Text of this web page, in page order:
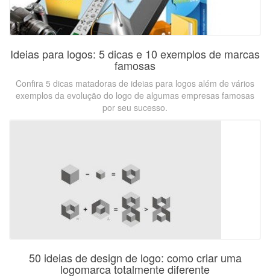
Ideias para logos: 5 dicas e 10 exemplos de marcas
famosas
Confira 5 dicas matadoras de ideias para logos além de vários
exemplos da evolução do logo de algumas empresas famosas
por seu sucesso.
50 ideias de design de logo: como criar uma
logomarca totalmente diferente